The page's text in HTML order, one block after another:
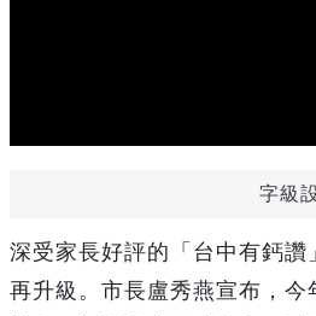
字級
深受家長好評的「台中有鈣讚
再升級。市長盧秀燕宣布，今